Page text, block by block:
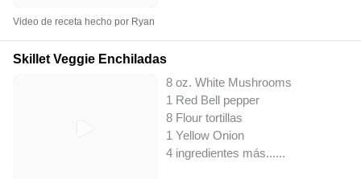
Video de receta hecho por Ryan
Skillet Veggie Enchiladas
8 oz. White Mushrooms
1 Red Bell pepper
8 Flour tortillas
1 Yellow Onion
4 ingredientes más......